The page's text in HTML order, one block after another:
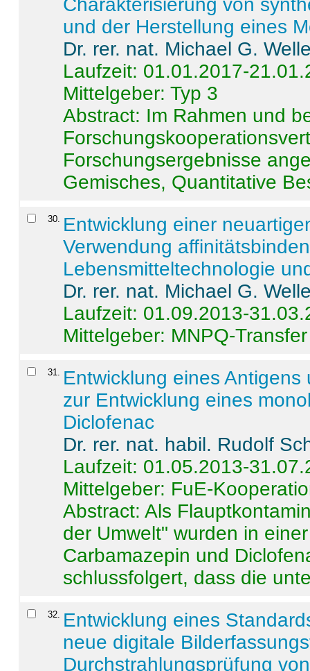
Charakterisierung von
und der Herstellung eines
Dr. rer. nat. Michael G.
Laufzeit: 01.01.2017-
Mittelgeber: Typ 3
Abstract: Im Rahmen und
Forschungsergebnisse
Gemisches, Quantitative
30. Entwicklung einer
Verwendung
Lebensmitteltechnologie
Dr. rer. nat. Michael G.
Laufzeit: 01.09.2013-
Mittelgeber: MNPQ-Transfer
31. Entwicklung eines
zur Entwicklung eines
Diclofenac
Dr. rer. nat. habil. Rudolf
Laufzeit: 01.05.2013-
Mittelgeber: FuE-
Abstract:Als
der Umwelt" wurden in
Carbamazepin und
schlussfolgert, dass die
32. Entwicklung eines
neue digitale
Durchstrahlungsprüfung